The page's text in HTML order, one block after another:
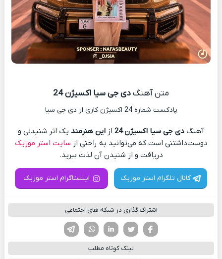
متن آهنگدی جی سیا اکسیژن 24
پادکست شماره 24 اکسیژن کاری از دی جی سیا
آهنگ دی جی سیا اکسیژن 24 از این هنرمند یک اثر شنیدنی و
دوست‌داشتنی است که می‌توانید به راحتی از سایت استر موزیک
دریافت و از شنیدن آن لذت ببرید.
کانال تلگرام استر موزیک اینستاگرام استر موزیک
اشتراک گذاری در شبکه های اجتماعی
لینکدین تویتر
فیسوک
لینک کوتاه مطلب